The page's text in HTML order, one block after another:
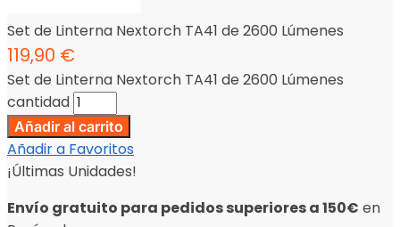
Set de Linterna Nextorch TA41 de 2600 Lúmenes
119,90 €
Set de Linterna Nextorch TA41 de 2600 Lúmenes
cantidad
Añadir al carrito
Añadir a Favoritos
¡Últimas Unidades!
Envío gratuito para pedidos superiores a 150€ en